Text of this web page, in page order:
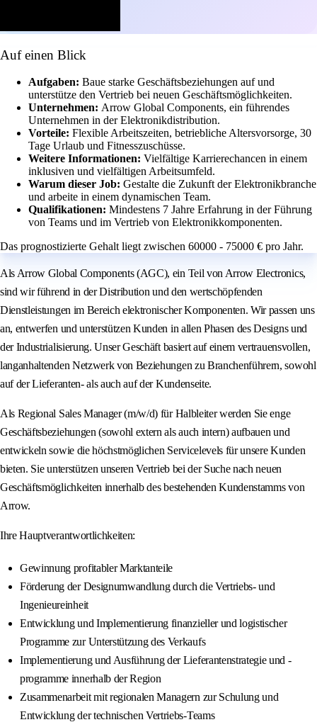
Auf einen Blick
Aufgaben: Baue starke Geschäftsbeziehungen auf und
unterstütze den Vertrieb bei neuen Geschäftsmöglichkeiten.
Unternehmen: Arrow Global Components, ein führendes
Unternehmen in der Elektronikdistribution.
Vorteile: Flexible Arbeitszeiten, betriebliche Altersvorsorge, 30
Tage Urlaub und Fitnesszuschüsse.
Weitere Informationen: Vielfältige Karrierechancen in einem
inklusiven und vielfältigen Arbeitsumfeld.
Warum dieser Job: Gestalte die Zukunft der Elektronikbranche
und arbeite in einem dynamischen Team.
Qualifikationen: Mindestens 7 Jahre Erfahrung in der Führung
von Teams und im Vertrieb von Elektronikkomponenten.
Das prognostizierte Gehalt liegt zwischen 60000 - 75000 € pro Jahr.
Als Arrow Global Components (AGC), ein Teil von Arrow Electronics,
sind wir führend in der Distribution und den wertschöpfenden
Dienstleistungen im Bereich elektronischer Komponenten. Wir passen uns
an, entwerfen und unterstützen Kunden in allen Phasen des Designs und
der Industrialisierung. Unser Geschäft basiert auf einem vertrauensvollen,
langanhaltenden Netzwerk von Beziehungen zu Branchenführern, sowohl
auf der Lieferanten- als auch auf der Kundenseite.
Als Regional Sales Manager (m/w/d) für Halbleiter werden Sie enge
Geschäftsbeziehungen (sowohl extern als auch intern) aufbauen und
entwickeln sowie die höchstmöglichen Servicelevels für unsere Kunden
bieten. Sie unterstützen unseren Vertrieb bei der Suche nach neuen
Geschäftsmöglichkeiten innerhalb des bestehenden Kundenstamms von
Arrow.
Ihre Hauptverantwortlichkeiten:
Gewinnung profitabler Marktanteile
Förderung der Designumwandlung durch die Vertriebs- und
Ingenieureinheit
Entwicklung und Implementierung finanzieller und logistischer
Programme zur Unterstützung des Verkaufs
Implementierung und Ausführung der Lieferantenstrategie und -
programme innerhalb der Region
Zusammenarbeit mit regionalen Managern zur Schulung und
Entwicklung der technischen Vertriebs-Teams